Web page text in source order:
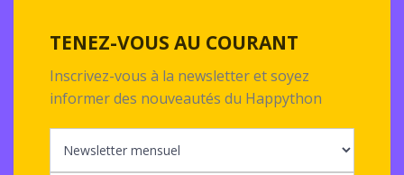
TENEZ-VOUS AU COURANT
Inscrivez-vous à la newsletter et soyez
informer des nouveautés du Happython